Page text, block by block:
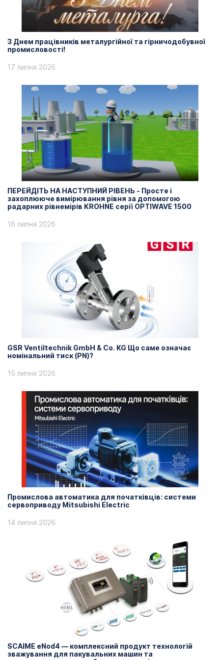
З Днем працівників металургійної та гірничодобувної
промисловості!
17 липня 2026
ПЕРЕЙДІТЬ НА НАСТУПНИЙ РІВЕНЬ - Просте і
захоплююче вимірювання рівня за допомогою
радарних рівнемірів KROHNE серії OPTIWAVE 1500
16 липня 2026
GSR Ventiltechnik GmbH & Co. KG Що саме означає
номінальний тиск (PN)?
15 липня 2026
Промислова автоматика для початківців: системи
сервоприводу Mitsubishi Electric
14 липня 2026
SCAIME eNod4 — комплексний продукт технологій
зважування для пакувальних машин та